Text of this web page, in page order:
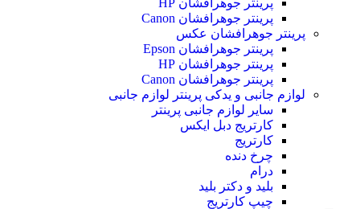
پرینتر جوهرافشان Canon
پرینتر جوهرافشان عکس
پرینتر جوهرافشان Epson
پرینتر جوهرافشان HP
پرینتر جوهرافشان Canon
لوازم جانبی و یدکی پرینتر لوازم جانبی
سایر لوازم جانبی پرینتر
کارتریج دبل ایکس
کارتریج
چرخ دنده
درام
بلید و دکتر بلید
چیپ کارتریج